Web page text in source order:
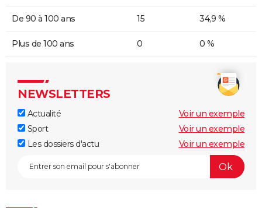
De 90 à 100 ans 15 34,9 %
Plus de 100 ans 0 0 %
NEWSLETTERS
Actualité
Voir un exemple
Sport
Voir un exemple
Les dossiers d'actu
Voir un exemple